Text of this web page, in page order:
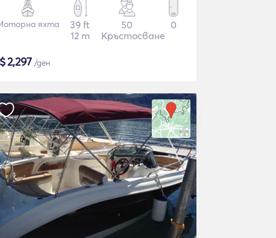
яхта
39 ft
12 m
50
Кръстосване
0
$2,297 /ден